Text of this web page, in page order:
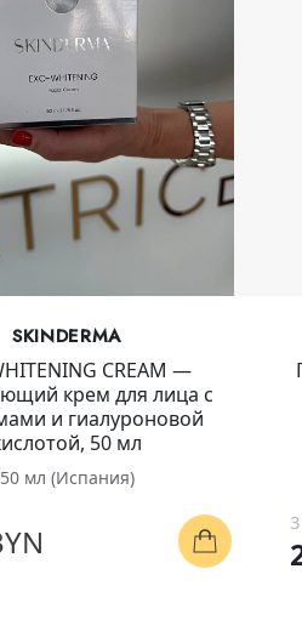
SKINDERMA
CREAM —
крем для лица с
и гиалуроновой
50 мл
50 мл (Испания)